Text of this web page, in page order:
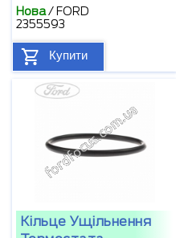
Нова/ FORD
2355593
Купити
Кільце Ущільнення